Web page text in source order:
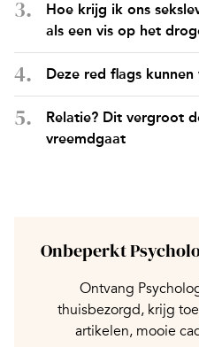
Hoe krijg ik ons
als een vis op het
Deze red flags
Relatie? Dit vergroot
vreemdgaat
Onbeperkt
Ontvang
thuisbezorgd, krijg
artikelen, mooie